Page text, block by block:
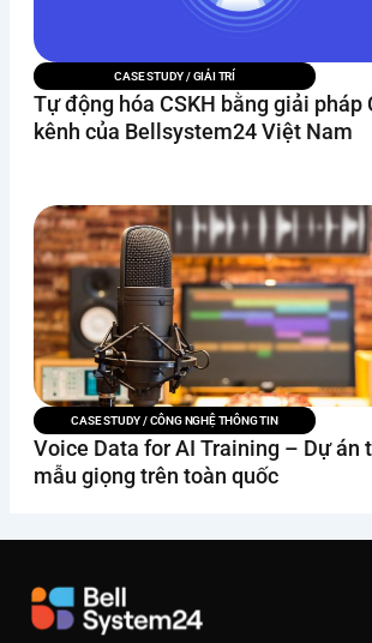
CASE STUDY/GIẢI TRÍ
Tự động hóa CSKH bằng giải pháp
kênh của Bellsystem24 Việt Nam
CASE STUDY/CÔNG NGHỆ THÔNG TIN
Voice Data for AI Training – Dự án
mẫu giọng trên toàn quốc